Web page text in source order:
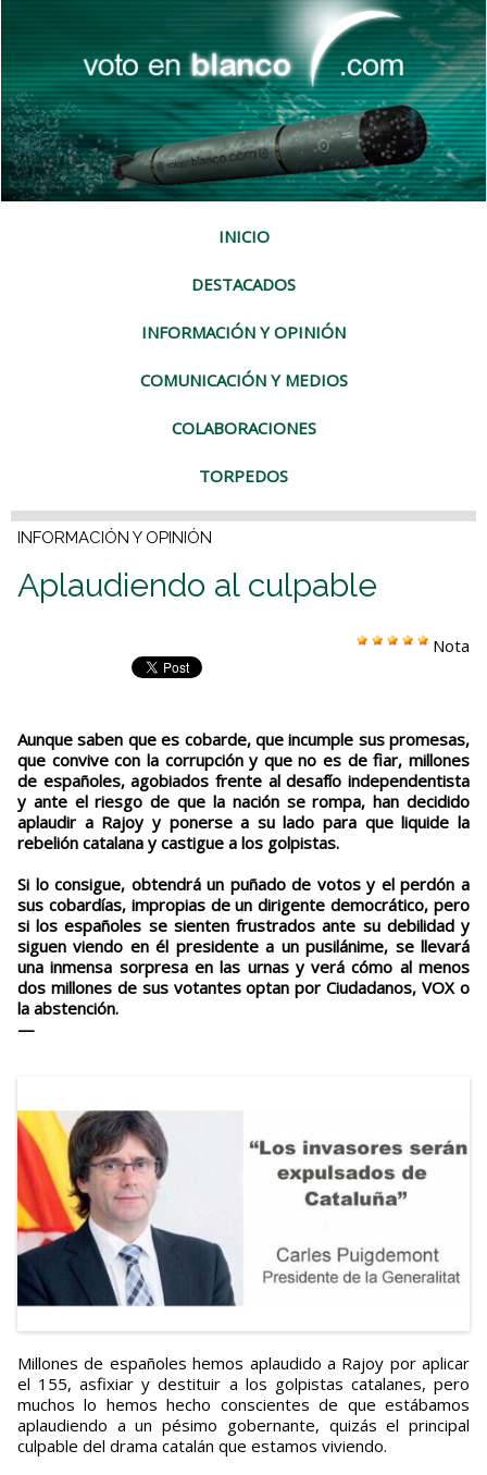
INICIO
DESTACADOS
INFORMACIÓN Y OPINIÓN
COMUNICACIÓN Y MEDIOS
COLABORACIONES
TORPEDOS
INFORMACIÓN Y OPINIÓN
Aplaudiendo al culpable
Nota
Aunque saben que es cobarde, que incumple sus promesas,
que convive con la corrupción y que no es de fiar, millones
de españoles, agobiados frente al desafío independentista
y ante el riesgo de que la nación se rompa, han decidido
aplaudir a Rajoy y ponerse a su lado para que liquide la
rebelión catalana y castigue a los golpistas.
Si lo consigue, obtendrá un puñado de votos y el perdón a
sus cobardías, impropias de un dirigente democrático, pero
si los españoles se sienten frustrados ante su debilidad y
siguen viendo en él presidente a un pusilánime, se llevará
una inmensa sorpresa en las urnas y verá cómo al menos
dos millones de sus votantes optan por Ciudadanos, VOX o
la abstención.
—
Millones de españoles hemos aplaudido a Rajoy por aplicar
el 155, asfixiar y destituir a los golpistas catalanes, pero
muchos lo hemos hecho conscientes de que estábamos
aplaudiendo a un pésimo gobernante, quizás el principal
culpable del drama catalán que estamos viviendo.